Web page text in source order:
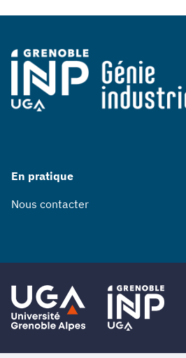
En pratique
Nous contacter